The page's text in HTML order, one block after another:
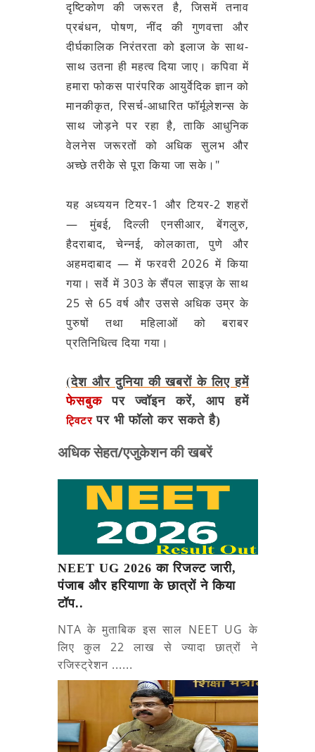
दृष्टिकोण की जरूरत है, जिसमें तनाव
प्रबंधन, पोषण, नींद की गुणवत्ता और
दीर्घकालिक निरंतरता को इलाज के साथ-
साथ उतना ही महत्व दिया जाए। कपिवा में
हमारा फोकस पारंपरिक आयुर्वेदिक ज्ञान को
मानकीकृत, रिसर्च-आधारित फॉर्मूलेशन्स के
साथ जोड़ने पर रहा है, ताकि आधुनिक
वेलनेस जरूरतों को अधिक सुलभ और
अच्‍छे तरीके से पूरा किया जा सके।"
यह अध्ययन टियर-1 और टियर-2 शहरों
— मुंबई, दिल्ली एनसीआर, बेंगलुरु,
हैदराबाद, चेन्नई, कोलकाता, पुणे और
अहमदाबाद — में फरवरी 2026 में किया
गया। सर्वे में 303 के सैंपल साइज़ के साथ
25 से 65 वर्ष और उससे अधिक उम्र के
पुरुषों तथा महिलाओं को बराबर
प्रतिनिधित्व दिया गया।
(देश और दुनिया की खबरों के लिए हमें
फेसबुकपर ज्वॉइन करें, आप हमें
ट्विटर पर भी फॉलो कर सकते है)
अधिक सेहत/एजुकेशन की खबरें
NEET UG 2026 का रिजल्ट जारी,
पंजाब और हरियाणा के छात्रों ने किया
टॉप..
NTA के मुताबिक इस साल NEET UG के
लिए कुल 22 लाख से ज्यादा छात्रों ने
रजिस्ट्रेशन ......